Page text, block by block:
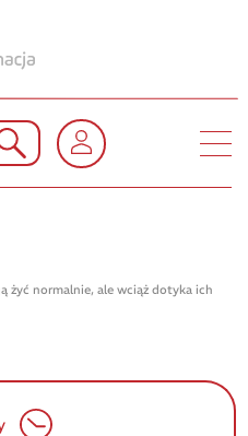
żyć normalnie, ale wciąż dotyka ich